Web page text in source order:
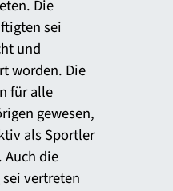
Die
sei
und
worden. Die
für alle
gewesen,
als Sportler
die
vertreten